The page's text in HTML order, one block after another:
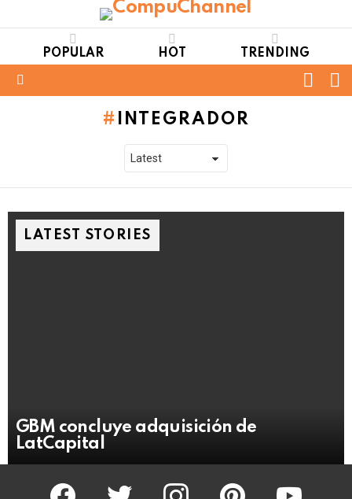
POPULAR HOT TRENDING
INTEGRADOR
LATEST STORIES
GBM concluye adquisición de
LatCapital
facebook twitter instagram pinterest youtube